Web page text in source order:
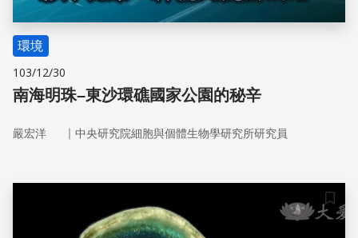
環境
103/12/30
南海明珠–東沙環礁國家公園的秘辛
嚴宏洋 ｜ 中央研究院細胞與個體生物學研究所研究員
儲存